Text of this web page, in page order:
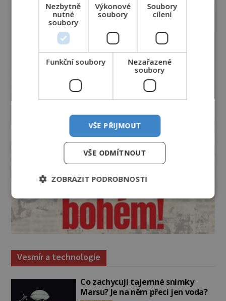
Vesmír a technologie
Co zachycují tajemné snímky
Marsu? Je na něm přeci jen voda?
Nezbytně
nutné
soubory
Výkonové
soubory
Soubory
cílení
Funkční soubory
Nezařazené
soubory
VŠE PŘIJMOUT
VŠE ODMÍTNOUT
ZOBRAZIT PODROBNOSTI